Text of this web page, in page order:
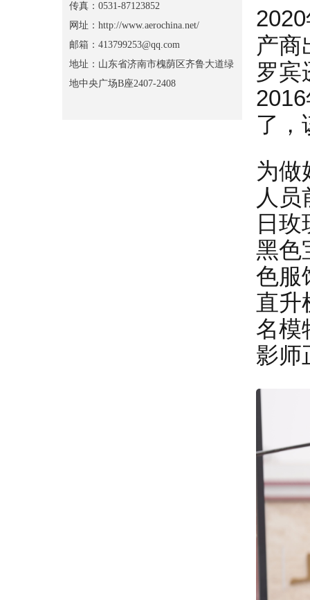
传真：0531-87123852
网址：http://www.aerochina.net/
邮箱：413799253@qq.com
地址：山东省济南市槐荫区齐鲁大道绿
地中央广场B座2407-2408
产商
罗宾
了，
为
人
日
黑色
色服
直升
名模
影师